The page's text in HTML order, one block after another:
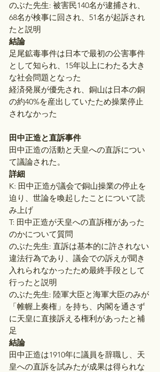
のぶた先生: 被害民140名が逮捕され、
68名が検事に回され、51名が起訴され
たと説明
結論
足尾鉱毒事件は日本で最初の公害事件
として知られ、15年以上にわたる大き
な社会問題となった
経済発展が優先され、銅山は日本の銅
の約40%を産出していたため操業停止
されなかった
田中正造と直訴事件
田中正造の活動と天皇への直訴につい
て議論された。
詳細
K: 田中正造が議会で銅山操業の停止を
迫り、世論を喚起したことについて読
み上げ
T: 田中正造が天皇への直訴権があった
のかについて質問
のぶた先生: 直訴は基本的に許されない
違法行為であり、議会での訴えが聞き
入れられなかったため最終手段として
行ったと説明
のぶた先生: 陸軍大臣と海軍大臣のみが
「帷幄上奏権」を持ち、内閣を通さず
に天皇に直接訴える権利があったと補
足
結論
田中正造は1910年に議員を辞職し、天
皇への直訴を試みたが成果は得られな